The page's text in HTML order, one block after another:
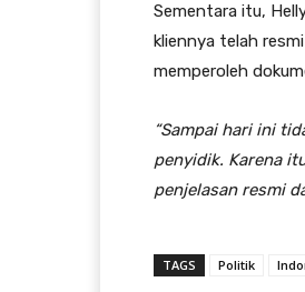
Sementara itu,
kliennya telah
memperoleh
“Sampai hari ini
penyidik. Karena
penjelasan resmi
TAGS Politik